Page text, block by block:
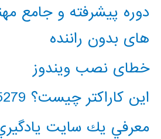
دوره پیشرفته و جامع
های بدون راننده
خطای نصب ویندوز
این کاراکتر چیست؟ 65279
معرفي يك سايت